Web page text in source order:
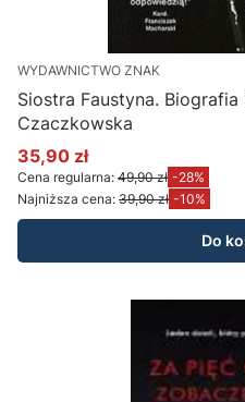
WYDAWNICTWO ZNAK
Siostra Faustyna.
Czaczkowska
Cena promocyjna
35,90 zł
Cena regularna: 49,90 zł -28%
Najniższa cena: 39,90 zł -10%
Do